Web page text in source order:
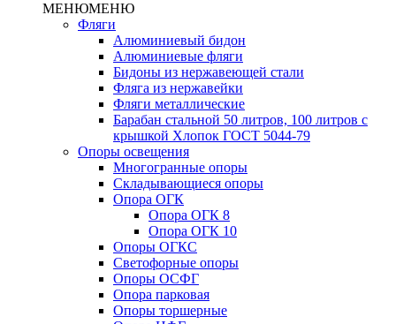
МЕНЮМЕНЮ
Фляги
Алюминиевый бидон
Алюминиевые фляги
Бидоны из нержавеющей стали
Фляга из нержавейки
Фляги металлические
Барабан стальной 50 литров, 100 литров с
крышкой Хлопок ГОСТ 5044-79
Опоры освещения
Многогранные опоры
Складывающиеся опоры
Опора ОГК
Опора ОГК 8
Опора ОГК 10
Опоры ОГКС
Светофорные опоры
Опоры ОСФГ
Опора парковая
Опоры торшерные